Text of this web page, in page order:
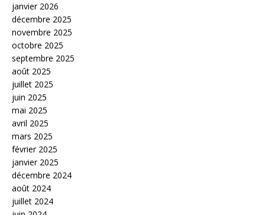
janvier 2026
décembre 2025
novembre 2025
octobre 2025
septembre 2025
août 2025
juillet 2025
juin 2025
mai 2025
avril 2025
mars 2025
février 2025
janvier 2025
décembre 2024
août 2024
juillet 2024